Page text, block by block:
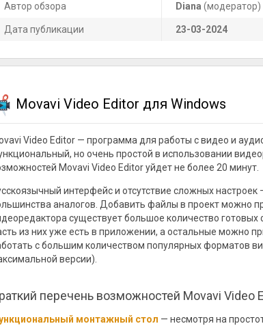
Автор обзора Diana (модератор)
Дата публикации 23-03-2024
Movavi Video Editor для Windows
Video Editor — программа для работы с видео и
но очень простой в использовании
Movavi Video Editor уйдет не более 20 минут.
интерфейс и отсутствие сложных
аналогов. Добавить файлы в проект можно
существует большое количество
из них уже есть в приложении, а остальные можно
с большим количеством популярных форматов
версии).
перечень возможностей Movavi Video
монтажный стол — несмотря на